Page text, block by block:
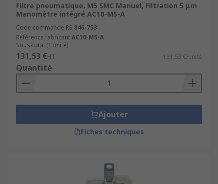
Filtre pneumatique, M5 SMC Manuel, Filtration 5 μm
Manomètre intégré AC10-M5-A
Code commande RS 846-753
Référence fabricantAC10-M5-A
Sous-total (1 unité)
131,53 €HT 131,53 €/unité
Quantité
Ajouter
Fiches techniques